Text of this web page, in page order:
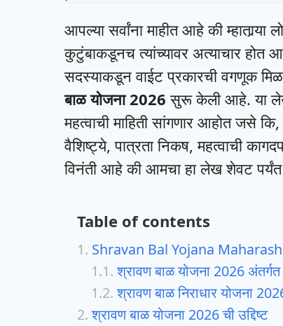
आपल्या सर्वांना माहीत आहे की म्हातार्‍या
कुटुंबाकडूनच त्यांच्यावर अत्याचार होत
सदस्याकडून वाईट प्रकारची वगणूक
बाळ योजना 2026 सुरू केली आहे. या
महत्वाची माहिती सांगणार आहोत जसे
वैशिष्ट्ये, पात्रता निकष, महत्वाची
विनंती आहे की आमचा हा लेख शेवट पर्यंत
Table of contents
Shravan Bal Yojana
श्रावण बाळ योजना 2026 अंतर्गत
श्रावण बाळ निराधार योजना
श्रावण बाळ योजना 2026 ची उद्दिष्ट